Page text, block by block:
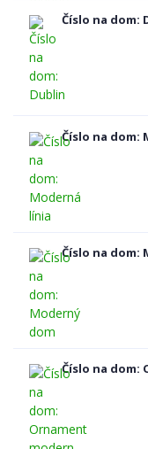
Číslo na dom:
Číslo na dom:
Číslo na dom:
Číslo na dom: